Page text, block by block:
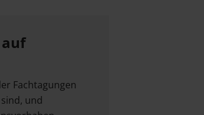
Fachtagungen
und